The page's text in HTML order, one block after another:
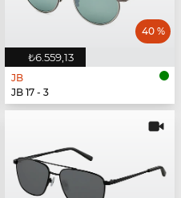
₺6.559,13
40 %
JB
JB 17 - 3